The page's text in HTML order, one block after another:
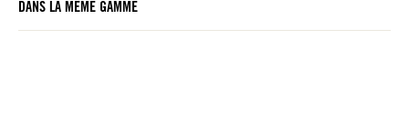
DANS LA MÊME GAMME